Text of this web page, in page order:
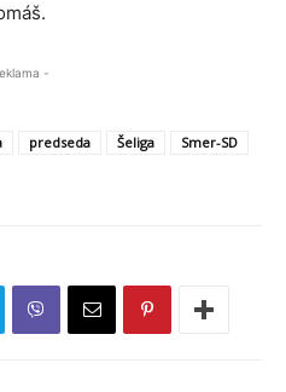
-
predseda Šeliga
Smer-SD